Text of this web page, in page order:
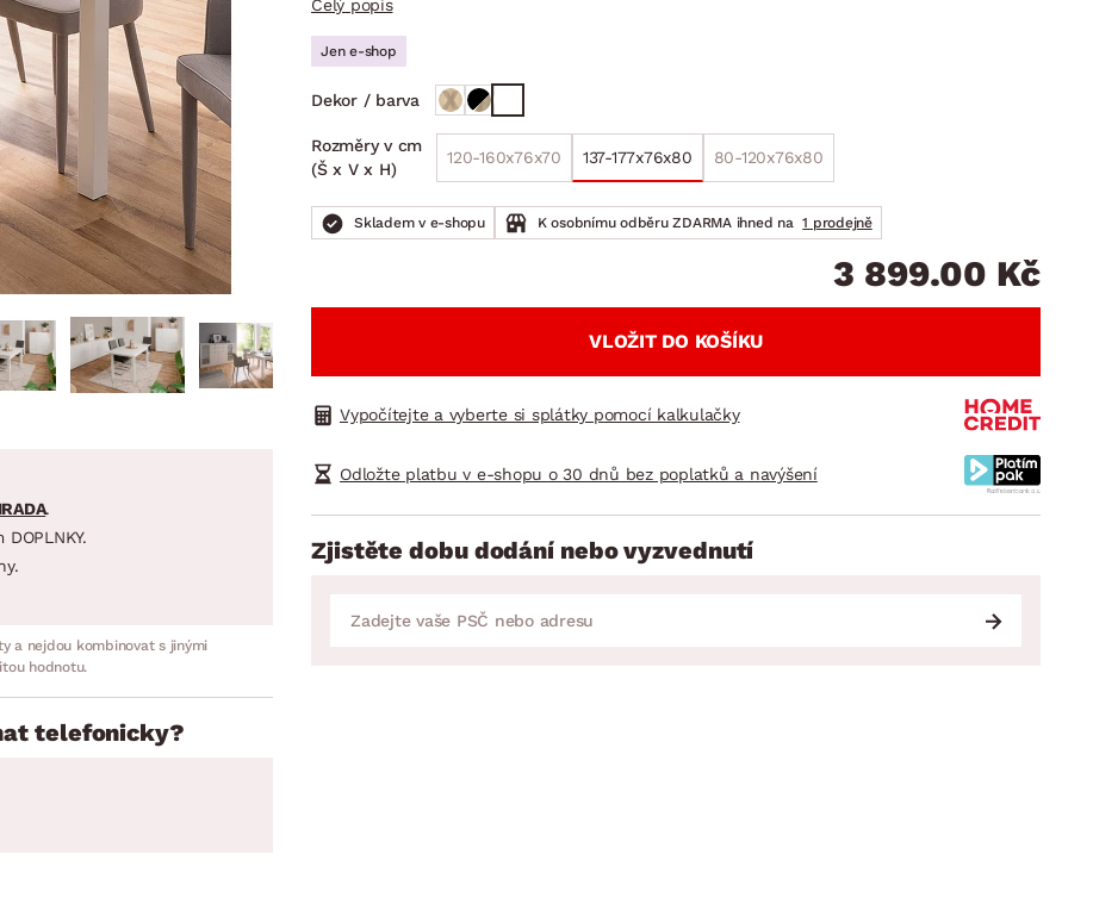
DOMÁCÍ SPOTŘEBIČECelý popis
Jen e-shop
Dekor / barva
Rozměry v cm
(Š x V x H)
120-160x76x70 137-177x76x80 80-120x76x80
Skladem v e-shopu K osobnímu odběru ZDARMA ihned na 1 prodejně
3 899.00 Kč
VLOŽIT DO KOŠÍKU
Vypočítejte a vyberte si splátky pomocí kalkulačky
Odložte platbu v e-shopu o 30 dnů bez poplatků a navýšení
Zjistěte dobu dodání nebo vyzvednutí
.
a nejdou kombinovat s jinými
hodnotu.
telefonicky?